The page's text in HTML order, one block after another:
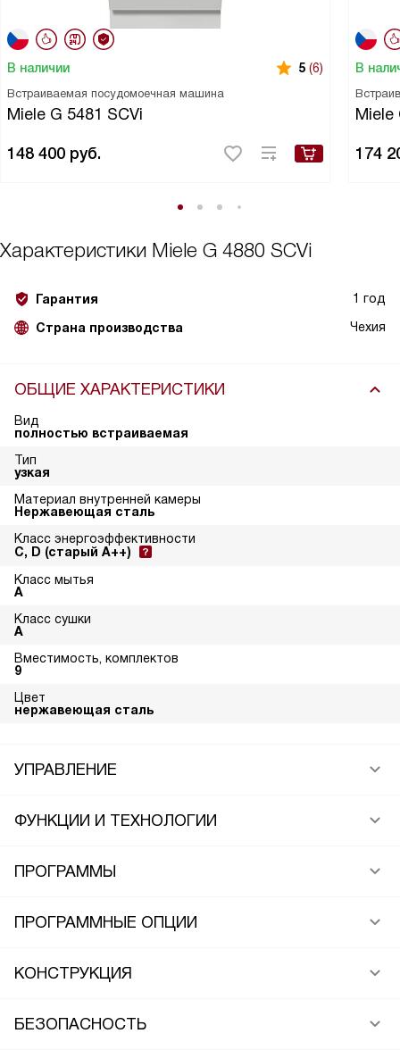
В наличии 5 (6)
Встраиваемая посудомоечная машина
Miele G 5481 SCVi
148 400 руб.
В
Miele
174
Характеристики Miele G 4880 SCVi
Гарантия 1 год
Страна производства Чехия
ОБЩИЕ ХАРАКТЕРИСТИКИ
Вид
полностью встраиваемая
Тип
узкая
Материал внутренней камеры
Нержавеющая сталь
Класс энергоэффективности
C, D (старый A++)
Класс мытья
A
Класс сушки
A
Вместимость, комплектов
9
Цвет
нержавеющая сталь
УПРАВЛЕНИЕ
ФУНКЦИИ И ТЕХНОЛОГИИ
ПРОГРАММЫ
ПРОГРАММНЫЕ ОПЦИИ
КОНСТРУКЦИЯ
БЕЗОПАСНОСТЬ